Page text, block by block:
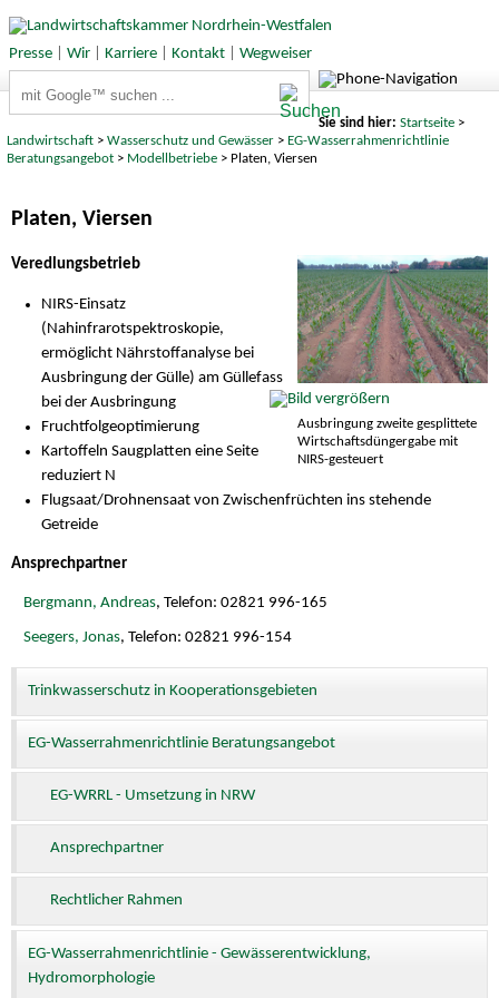
Presse| Wir| Karriere| Kontakt| Wegweiser
Sie sind hier: Startseite>
Landwirtschaft >Wasserschutz und Gewässer > EG-Wasserrahmenrichtlinie
Beratungsangebot > Modellbetriebe > Platen, Viersen
Platen, Viersen
Ausbringung zweite gesplittete
Wirtschaftsdüngergabe mit
NIRS-gesteuert
Veredlungsbetrieb
NIRS-Einsatz
(Nahinfrarotspektroskopie,
ermöglicht Nährstoffanalyse bei
Ausbringung der Gülle) am Güllefass
bei der Ausbringung
Fruchtfolgeoptimierung
Kartoffeln Saugplatten eine Seite
reduziert N
Flugsaat/Drohnensaat von Zwischenfrüchten ins stehende
Getreide
Ansprechpartner
Bergmann, Andreas, Telefon: 02821 996-165
Seegers, Jonas, Telefon: 02821 996-154
Trinkwasserschutz in Kooperationsgebieten
EG-Wasserrahmenrichtlinie Beratungsangebot
EG-WRRL - Umsetzung in NRW
Ansprechpartner
Rechtlicher Rahmen
EG-Wasserrahmenrichtlinie - Gewässerentwicklung,
Hydromorphologie